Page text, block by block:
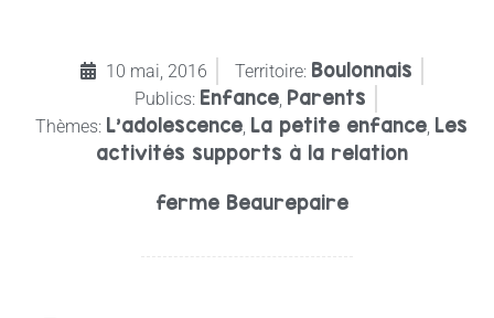
10 mai, 2016 Territoire: Boulonnais
Publics: Enfance Parents
Thèmes: L’adolescence La petite enfance Les
activités supports à la relation
ferme Beaurepaire